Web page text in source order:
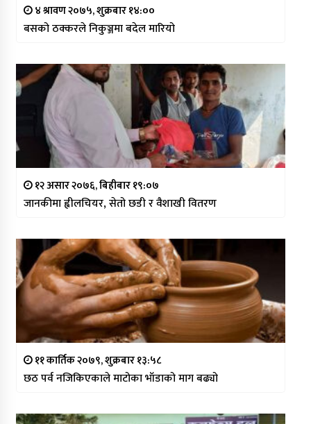
४ श्रावण २०७५, शुक्रबार १४:००
बसको ठक्करले निकुञ्जमा बदेल मारियो
१२ असार २०७६, बिहीबार १९:०७
जानकीमा ह्वीलचियर, सेतो छडी र वैशाखी वितरण
११ कार्तिक २०७९, शुक्रबार १३:५८
छठ पर्व नजिकिएकाले माटोका भाँडाको माग बढ्यो